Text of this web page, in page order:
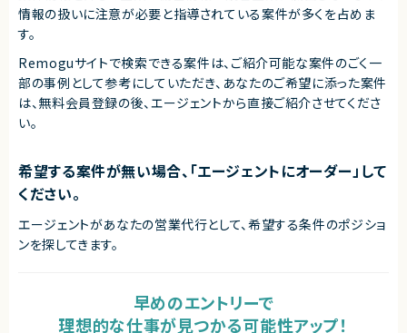
情報の扱いに注意が必要と指導されている案件が多くを占めま
す。
Remoguサイトで検索できる案件は、ご紹介可能な案件のごく一
部の事例として参考にしていただき、 あなたのご希望に添った案件
は、無料会員登録の後、エージェントから直接ご紹介させてくださ
い。
希望する案件が無い場合、「エージェントにオーダー」して
ください。
エージェントがあなたの営業代行として、希望する条件のポジショ
ンを探してきます。
早めのエントリーで
理想的な仕事が見つかる可能性アップ！